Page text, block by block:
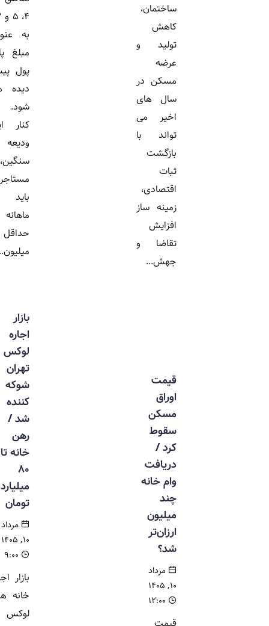
ساختمان،
کاهش
تولید و
عرضه
مسکن در
سال های
اخیر می
تواند با
بازگشت
ثبات
اقتصادی،
زمینه ساز
افزایش
تقاضا و
جهش...
۴، ۵ و ۲۲
به عنوان
مبلغ پایه
پول پیش
دیده می
شود. در
کنار این
ودیعه
سنگین،
مستاجران
باید
ماهانه
حداقل ۱۰
میلیون...
قیمت
اوراق
مسکن
سقوط
کرد /
دریافت
وام خانه
چند
میلیون
ارزان‌تر
شد؟
مرداد
بازار
اجاره
لوکس
تهران
شوکه
کننده
شد /
رهن
خانه تا
میلیارد
تومان
مرداد
بازار اجاره
خانه های
لوکس